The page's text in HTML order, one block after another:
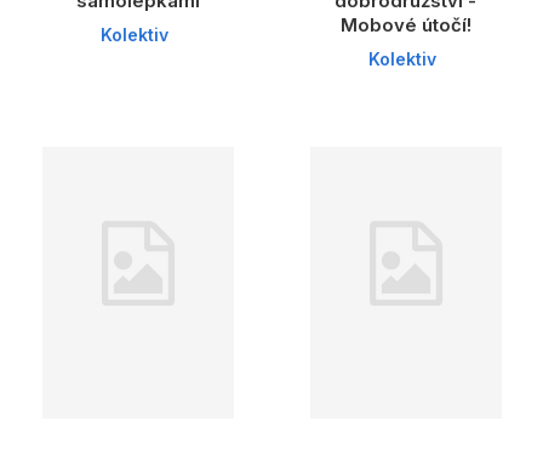
Kolektiv
Mobové útočí!
Kolektiv